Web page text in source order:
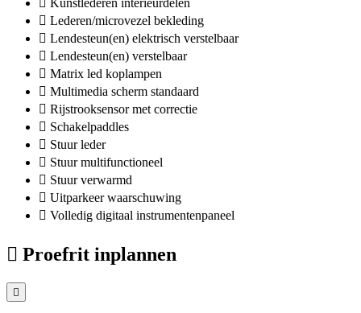
Kunstlederen interieurdelen
Lederen/microvezel bekleding
Lendesteun(en) elektrisch verstelbaar
Lendesteun(en) verstelbaar
Matrix led koplampen
Multimedia scherm standaard
Rijstrooksensor met correctie
Schakelpaddles
Stuur leder
Stuur multifunctioneel
Stuur verwarmd
Uitparkeer waarschuwing
Volledig digitaal instrumentenpaneel
Proefrit inplannen